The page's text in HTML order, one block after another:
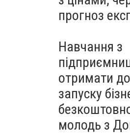
прогноз
Навчання з
отримати
запуску
молодь з